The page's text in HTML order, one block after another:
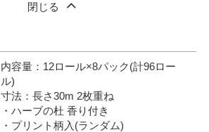
閉じる
内容量：12ロール×8パック(計96ロー
ル)
寸法：長さ30m 2枚重ね
・ハーブの杜 香り付き
・プリント柄入(ランダム)